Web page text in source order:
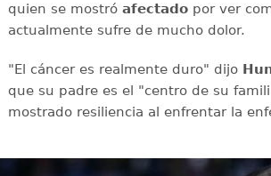
quien se mostró afectadopor ver
actualmente sufre de mucho dolor.
"El cáncer es realmente duro" dijo
que su padre es el "centro de su
mostrado resiliencia al enfrentar la